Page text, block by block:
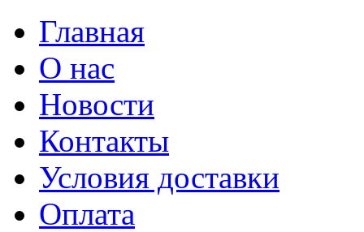
Главная
О нас
Новости
Контакты
Условия доставки
Оплата